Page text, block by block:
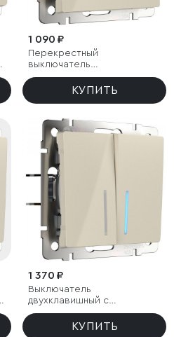
1 090 ₽
Перекрестный
выключатель
одноклавишный (слоновая
КУПИТЬ
1 370 ₽
Выключатель
двухклавишный с
подсветкой (слоновая
КУПИТЬ